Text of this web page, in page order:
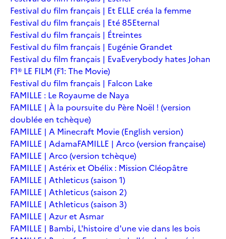
Festival du film français | Et ELLE créa la femme
Festival du film français | Eté 85Eternal
Festival du film français | Étreintes
Festival du film français | Eugénie Grandet
Festival du film français | EvaEverybody hates Johan
F1® LE FILM (F1: The Movie)
Festival du film français | Falcon Lake
FAMILLE : Le Royaume de Naya
FAMILLE | À la poursuite du Père Noël ! (version
doublée en tchèque)
FAMILLE | A Minecraft Movie (English version)
FAMILLE | AdamaFAMILLE | Arco (version française)
FAMILLE | Arco (version tchèque)
FAMILLE | Astérix et Obélix : Mission Cléopâtre
FAMILLE | Athleticus (saison 1)
FAMILLE | Athleticus (saison 2)
FAMILLE | Athleticus (saison 3)
FAMILLE | Azur et Asmar
FAMILLE | Bambi, L'histoire d'une vie dans les bois